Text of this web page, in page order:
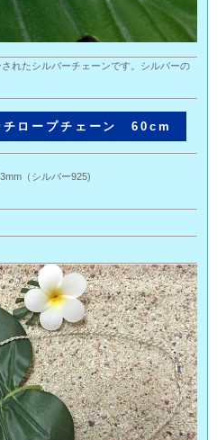
れたシルバーチェーンです。シルバーの
チロープチェーン 60cm
（シルバー925)